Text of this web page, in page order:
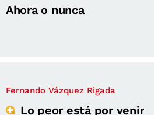
Ahora o nunca
Fernando Vázquez Rigada
Lo peor está por venir